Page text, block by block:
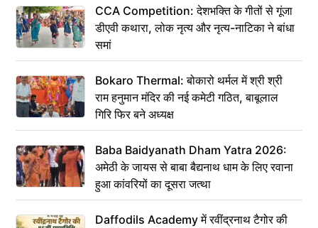
CCA Competition: देशभक्ति के गीतों से गूंजा
डीएवी कथारा, लोक नृत्य और नृत्य-नाटिका ने बांधा
समां
Bokaro Thermal: बोकारो थर्मल में श्री श्री
राम हनुमान मंदिर की नई कमेटी गठित, बाबूलाल
गिरि फिर बने अध्यक्ष
Baba Baidyanath Dham Yatra 2026:
अमेठी के जायस से बाबा बैद्यनाथ धाम के लिए रवाना
हुआ कांवरियों का दूसरा जत्था
Daffodils Academy में रवींद्रनाथ टैगोर की